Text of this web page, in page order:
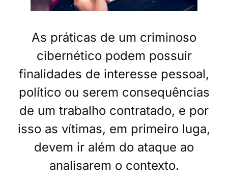
As práticas de um criminoso
cibernético podem possuir
finalidades de interesse pessoal,
político ou serem consequências
de um trabalho contratado, e por
isso as vítimas, em primeiro luga,
devem ir além do ataque ao
analisarem o contexto.